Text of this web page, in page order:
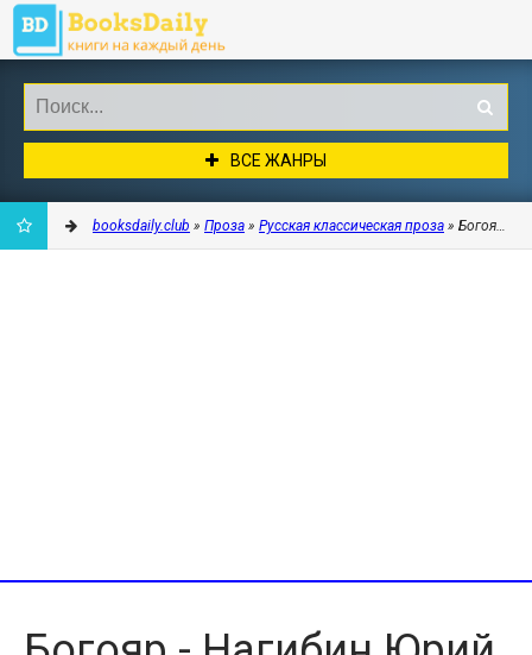
ВСЕ ЖАНРЫ
booksdaily.club » Проза » Русская классическая проза » Богояр -